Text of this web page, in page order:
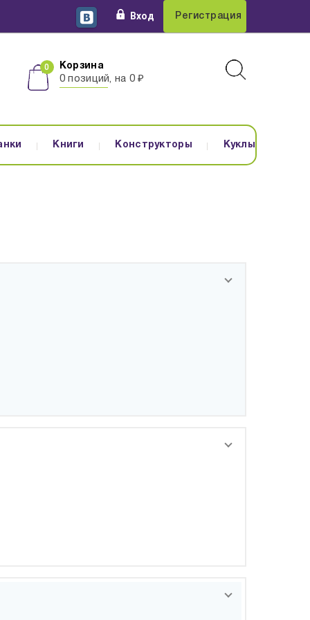
Вход Регистрация
Корзина
0 позиций, на 0 ₽
Книги Конструкторы Куклы